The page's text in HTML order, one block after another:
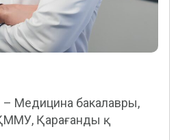
– Медицина бакалавры,
Қарағанды қ.